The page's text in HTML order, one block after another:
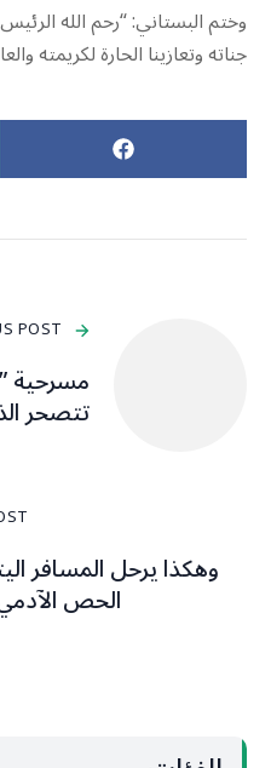
وختم البستاني: “رحم الله
جناته وتعازينا الحارة لكريمته
POST
مسرحية
تتصحر
وهكذا يرحل المسافر
الحص